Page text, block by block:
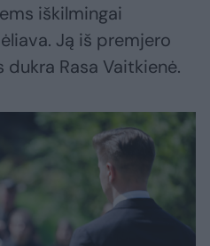
iškilmingai
Ją iš premjero
Rasa Vaitkienė.